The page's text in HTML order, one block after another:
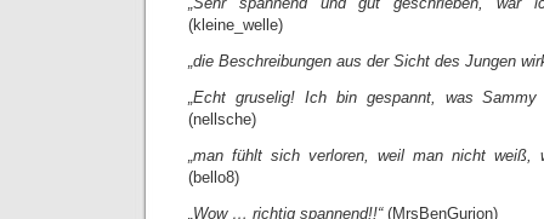
(kleine_welle)
„die Beschreibungen aus der Sicht des Jungen
„Echt gruselig! Ich bin gespannt, was
(nellsche)
„man fühlt sich verloren, weil man nicht weiß,
(bello8)
„Wow … richtig spannend!!“(MrsBenGurion)